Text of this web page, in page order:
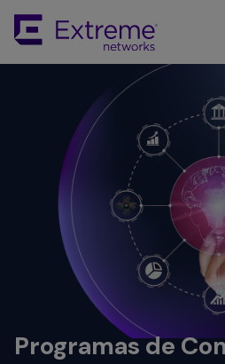
Main
Content
Programas de